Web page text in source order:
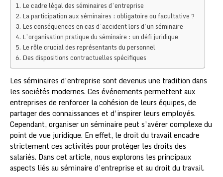
Le cadre légal des séminaires d’entreprise
La participation aux séminaires : obligatoire ou facultative ?
Les conséquences en cas d’accident lors d’un séminaire
L’organisation pratique du séminaire : un défi juridique
Le rôle crucial des représentants du personnel
Des dispositions contractuelles spécifiques
Les séminaires d’entreprise sont devenus une tradition dans
les sociétés modernes. Ces événements permettent aux
entreprises de renforcer la cohésion de leurs équipes, de
partager des connaissances et d’inspirer leurs employés.
Cependant, organiser un séminaire peut s’avérer complexe du
point de vue juridique. En effet, le droit du travail encadre
strictement ces activités pour protéger les droits des
salariés. Dans cet article, nous explorons les principaux
aspects liés au séminaire d’entreprise et au droit du travail.